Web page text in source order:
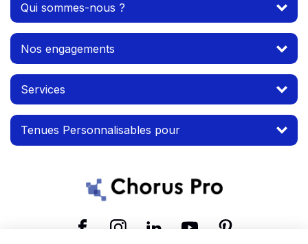
Qui sommes-nous ?
Nos engagements
Services
Tenues Personnalisables pour